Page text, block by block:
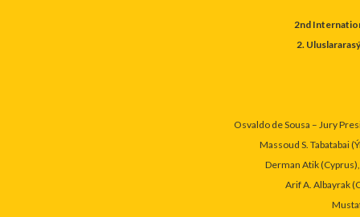
2nd
2.
Osvaldo de Sousa – Jury
Massoud S. Tabatabai
Derman Atik (Cyprus),
Arif A. Albayrak